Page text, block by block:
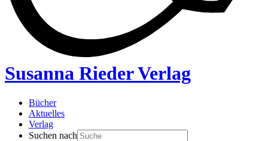
Susanna Rieder Verlag
Bücher
Aktuelles
Verlag
Suchen nach